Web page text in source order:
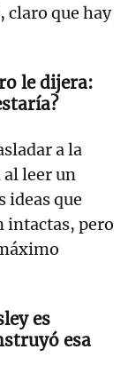
claro que hay
le dijera:
a la
leer un
ideas que
intactas, pero
es
esa